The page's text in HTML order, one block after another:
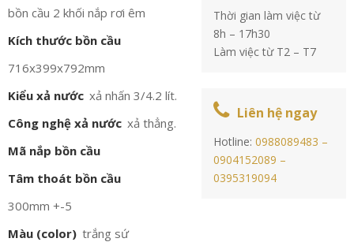
bồn cầu 2 khối nắp rơi êm
Kích thước bồn cầu
716x399x792mm
Kiểu xả nước xả nhấn 3/4.2 lít.
Công nghệ xả nước xả thẳng.
Mã nắp bồn cầu
Tâm thoát bồn cầu
300mm +-5
Màu (color) trắng sứ
Thời gian làm việc từ
8h – 17h30
Làm việc từ T2 – T7
Liên hệ ngay
Hotline:0988089483 –
0904152089 –
0395319094